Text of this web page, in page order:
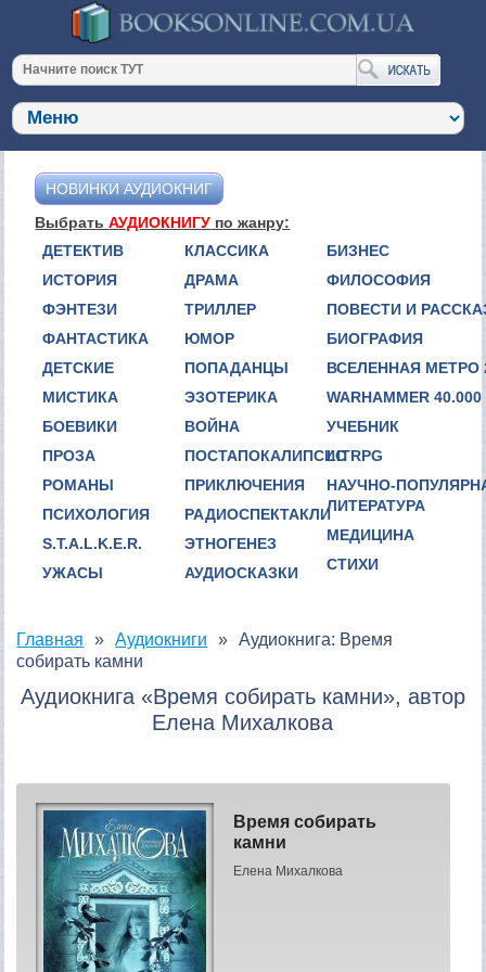
НОВИНКИ АУДИОКНИГ
ВыбратьАУДИОКНИГУ по жанру:
ДЕТЕКТИВ
ИСТОРИЯ
ФЭНТЕЗИ
ФАНТАСТИКА
ДЕТСКИЕ
МИСТИКА
БОЕВИКИ
ПРОЗА
РОМАНЫ
ПСИХОЛОГИЯ
S.T.A.L.K.E.R.
УЖАСЫ
КЛАССИКА
ДРАМА
ТРИЛЛЕР
ЮМОР
ПОПАДАНЦЫ
ЭЗОТЕРИКА
ВОЙНА
ПОСТАПОКАЛИПСИС
ПРИКЛЮЧЕНИЯ
РАДИОСПЕКТАКЛИ
ЭТНОГЕНЕЗ
АУДИОСКАЗКИ
БИЗНЕС
ФИЛОСОФИЯ
ПОВЕСТИ И
БИОГРАФИЯ
ВСЕЛЕННАЯ МЕТРО
WARHAMMER 40.000
УЧЕБНИК
LITRPG
НАУЧНО-
ЛИТЕРАТУРА
МЕДИЦИНА
СТИХИ
Главная Аудиокниги
Аудиокнига: Время
собирать камни
Аудиокнига «Время собирать камни», автор
Елена Михалкова
Время собирать
камни
Елена Михалкова